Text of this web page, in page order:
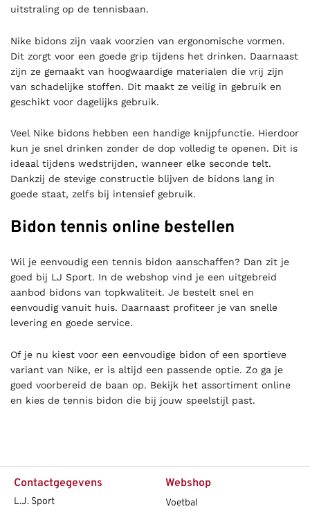
uitstraling op de tennisbaan.
Nike bidons zijn vaak voorzien van ergonomische vormen.
Dit zorgt voor een goede grip tijdens het drinken. Daarnaast
zijn ze gemaakt van hoogwaardige materialen die vrij zijn
van schadelijke stoffen. Dit maakt ze veilig in gebruik en
geschikt voor dagelijks gebruik.
Veel Nike bidons hebben een handige knijpfunctie. Hierdoor
kun je snel drinken zonder de dop volledig te openen. Dit is
ideaal tijdens wedstrijden, wanneer elke seconde telt.
Dankzij de stevige constructie blijven de bidons lang in
goede staat, zelfs bij intensief gebruik.
Bidon tennis online bestellen
Wil je eenvoudig een tennis bidon aanschaffen? Dan zit je
goed bij LJ Sport. In de webshop vind je een uitgebreid
aanbod bidons van topkwaliteit. Je bestelt snel en
eenvoudig vanuit huis. Daarnaast profiteer je van snelle
levering en goede service.
Of je nu kiest voor een eenvoudige bidon of een sportieve
variant van Nike, er is altijd een passende optie. Zo ga je
goed voorbereid de baan op. Bekijk het assortiment online
en kies de tennis bidon die bij jouw speelstijl past.
Contactgegevens
L.J. Sport
Webshop
Voetbal